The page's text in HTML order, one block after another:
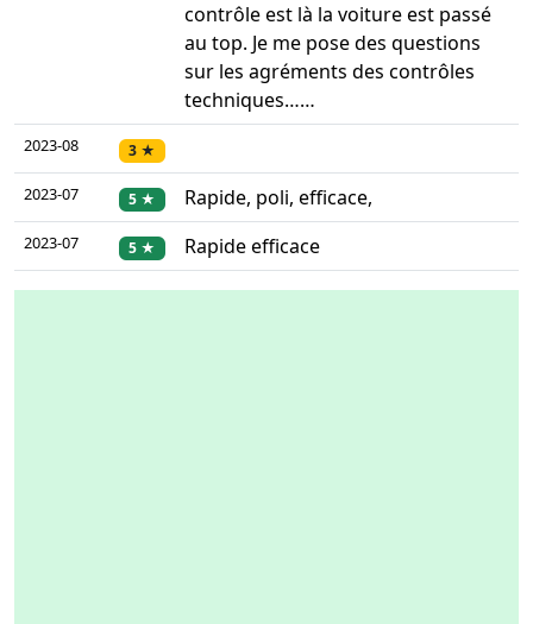
contrôle est là la voiture est passé
au top. Je me pose des questions
sur les agréments des contrôles
techniques……
2023-08 3 ★
2023-07 5 ★ Rapide, poli, efficace,
2023-07 5 ★ Rapide efficace